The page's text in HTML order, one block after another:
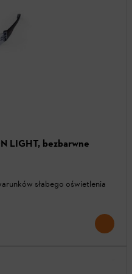
LIGHT, bezbarwne
słabego oświetlenia